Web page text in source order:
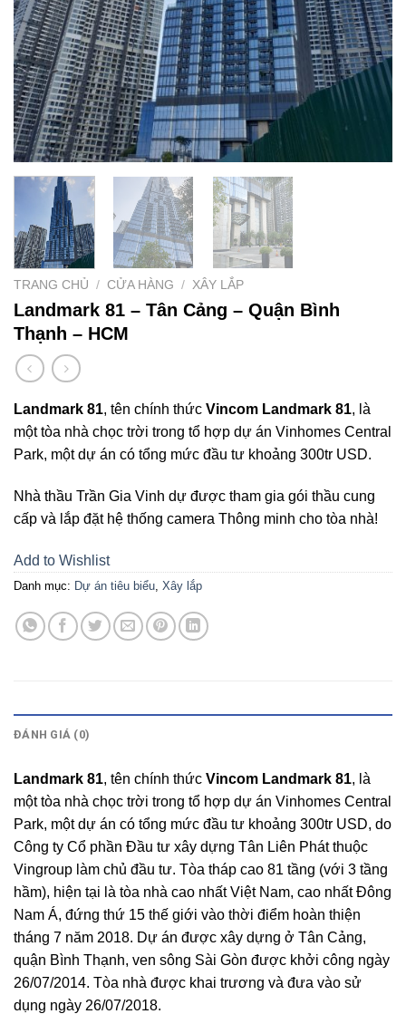
TRANG CHỦ / CỬA HÀNG / XÂY LẮP
Landmark 81 – Tân Cảng – Quận Bình
Thạnh – HCM
Landmark 81, tên chính thức Vincom Landmark 81, là
một tòa nhà chọc trời trong tổ hợp dự án Vinhomes Central
Park, một dự án có tổng mức đầu tư khoảng 300tr USD.
Nhà thầu Trần Gia Vinh dự được tham gia gói thầu cung
cấp và lắp đặt hệ thống camera Thông minh cho tòa nhà!
Add to Wishlist
Danh mục: Dự án tiêu biểu Xây lắp
ĐÁNH GIÁ (0)
Landmark 81, tên chính thức Vincom Landmark 81, là
một tòa nhà chọc trời trong tổ hợp dự án Vinhomes Central
Park, một dự án có tổng mức đầu tư khoảng 300tr USD, do
Công ty Cổ phần Đầu tư xây dựng Tân Liên Phát thuộc
Vingroup làm chủ đầu tư. Tòa tháp cao 81 tầng (với 3 tầng
hầm), hiện tại là tòa nhà cao nhất Việt Nam, cao nhất Đông
Nam Á, đứng thứ 15 thế giới vào thời điểm hoàn thiện
tháng 7 năm 2018. Dự án được xây dựng ở Tân Cảng,
quận Bình Thạnh, ven sông Sài Gòn được khởi công ngày
26/07/2014. Tòa nhà được khai trương và đưa vào sử
dụng ngày 26/07/2018.